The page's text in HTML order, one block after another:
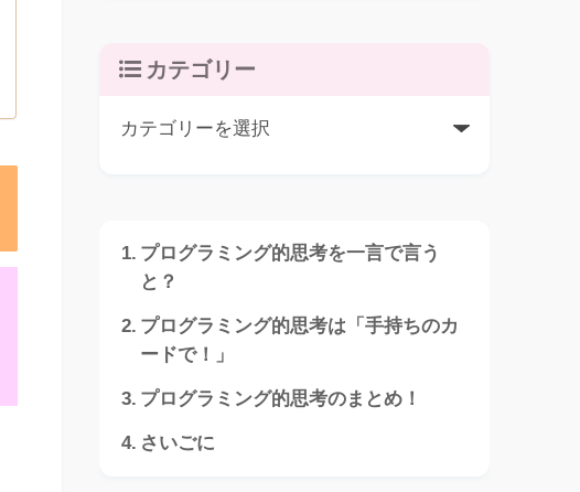
カテゴリー
プログラミング的思考を一言で言う
と？
プログラミング的思考は「手持ちのカ
ードで！」
プログラミング的思考のまとめ！
さいごに